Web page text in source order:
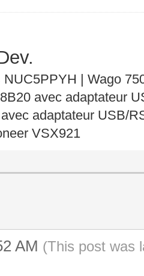
| Wago
avec adaptateur
adaptateur USB/
VSX921
AM (This post was